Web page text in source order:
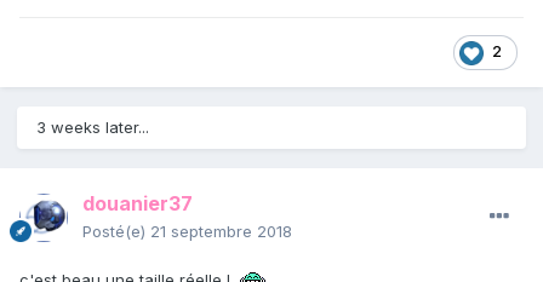
2
3 weeks later...
douanier37
Posté(e) 21 septembre 2018